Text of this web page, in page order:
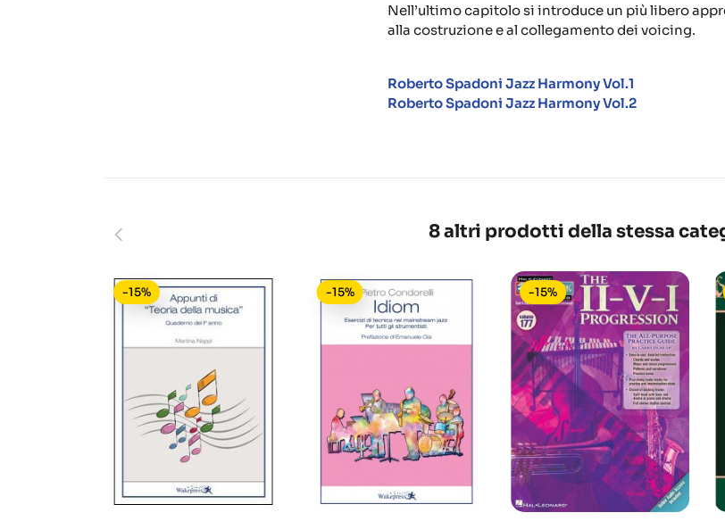
Nell’ultimo capitolo si introduce un più libero
alla costruzione e al collegamento dei voicing.
Roberto Spadoni Jazz Harmony Vol.1
Roberto Spadoni Jazz Harmony Vol.2
8 altri prodotti della stessa
-15% -15% -15%